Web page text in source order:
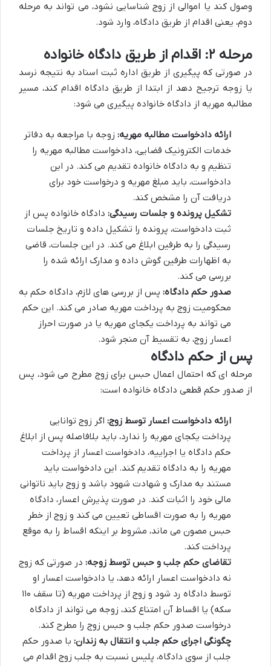
وصول کند یا اموالی از زوج شناسایی نشود، می تواند به مرحله
دوم، یعنی اقدام از طریق دادگاه، وارد شود.
مرحله ۲: اقدام از طریق دادگاه خانواده
در صورتی که پیگیری از طریق اداره ثبت اسناد به نتیجه نرسد
یا زوجه ترجیح دهد از ابتدا از طریق دادگاه اقدام کند، مسیر
مطالبه مهریه از دادگاه خانواده پیگیری می شود:
ارائه دادخواست مطالبه مهریه: زوجه با مراجعه به دفاتر
خدمات الکترونیک قضایی، دادخواست مطالبه مهریه را
تنظیم و به دادگاه خانواده تقدیم می کند. در این
دادخواست، باید مبلغ مهریه و درخواست خود برای
دریافت آن را مشخص کند.
تشکیل پرونده و جلسات رسیدگی: دادگاه خانواده پس از
ثبت دادخواست، پرونده را تشکیل داده و تاریخ جلسات
رسیدگی را به طرفین ابلاغ می کند. در این جلسات، قاضی
به اظهارات طرفین گوش داده و مدارک ارائه شده را
بررسی می کند.
صدور حکم دادگاه: پس از بررسی های لازم، دادگاه حکم به
محکومیت زوج به پرداخت مهریه صادر می کند. این حکم
می تواند به پرداخت یکجای مهریه یا در صورت احراز
اعسار زوج، به تقسیط آن منجر شود.
پس از حکم دادگاه
مرحله ای که احتمال اعمال حبس برای زوج مطرح می شود، پس
از صدور حکم قطعی دادگاه خانواده است:
ارائه دادخواست اعسار توسط زوج: اگر زوج توانایی
پرداخت یکجای مهریه را ندارد، باید بلافاصله پس از ابلاغ
حکم دادگاه یا اجراییه، دادخواست اعسار از پرداخت
مهریه را به دادگاه تقدیم کند. این دادخواست باید
مستند به مدارک و شهادت شهود باشد و زوج باید ناتوانی
مالی خود را اثبات کند. در صورت پذیرش اعسار، دادگاه
مهریه را به صورت اقساطی تعیین می کند و زوج از خطر
حبس مصون می ماند، مشروط بر اینکه اقساط را به موقع
پرداخت کند.
تقاضای حکم جلب و حبس توسط زوجه: در صورتی که زوج
نه دادخواست اعسار ارائه دهد، یا دادخواست اعسار او
توسط دادگاه رد شود و زوج از پرداخت مهریه (تا سقف ۱۱۰
سکه) یا اقساط آن امتناع کند، زوجه می تواند از دادگاه
درخواست صدور حکم جلب و حبس زوج را مطرح کند.
چگونگی اجرای حکم جلب و انتقال به زندان: با صدور حکم
جلب از سوی دادگاه، پلیس نسبت به جلب زوج اقدام می